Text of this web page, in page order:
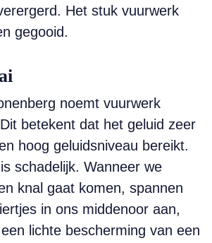
Het stuk vuurwerk
gegooid.
noemt vuurwerk
betekent dat het geluid zeer
hoog geluidsniveau bereikt.
schadelijk. Wanneer we
knal gaat komen, spannen
in ons middenoor aan,
lichte bescherming van een